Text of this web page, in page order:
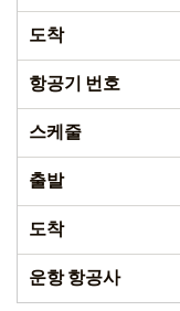
도착
항공기 번호
스케줄
출발
도착
운항 항공사